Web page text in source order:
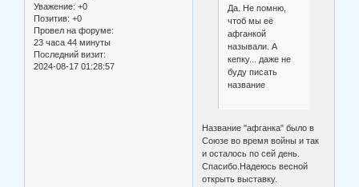
Уважение: +0
Позитив: +0
Провел на форуме:
23 часа 44 минуты
Последний визит:
2024-08-17 01:28:57
Да. Не помню,
чтоб мы её
афганкой
называли. А
кепку... даже не
буду писать
название
Название "афганка" было в
Союзе во время войны и так
и осталось по сей день.
Спасибо.Надеюсь весной
открыть выставку.